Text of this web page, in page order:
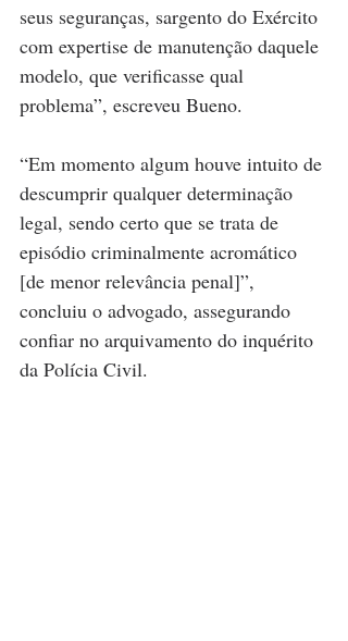
seus seguranças, sargento do Exército
com expertise de manutenção daquele
modelo, que verificasse qual
problema”, escreveu Bueno.
“Em momento algum houve intuito de
descumprir qualquer determinação
legal, sendo certo que se trata de
episódio criminalmente acromático
[de menor relevância penal]”,
concluiu o advogado, assegurando
confiar no arquivamento do inquérito
da Polícia Civil.